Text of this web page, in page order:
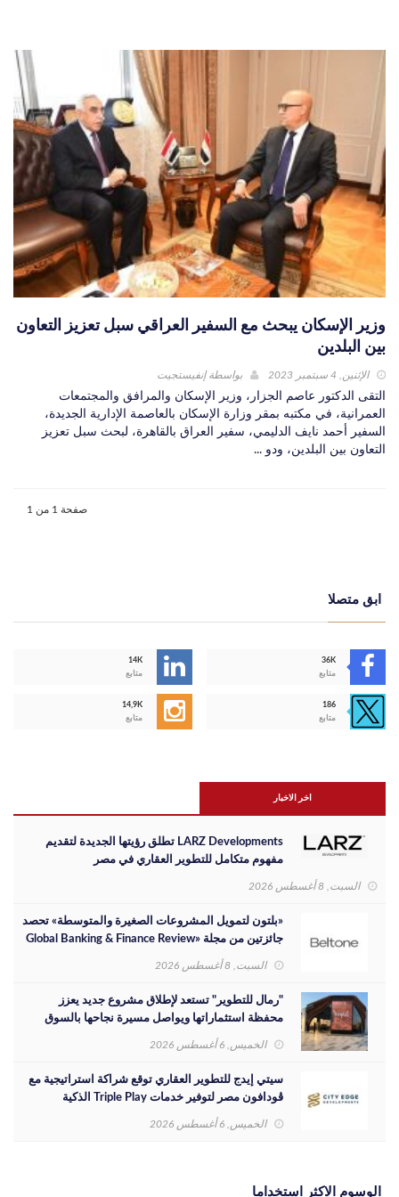
وزير الإسكان يبحث مع السفير العراقي سبل تعزيز التعاون
بين البلدين
الإثنين, 4 سبتمبر 2023 بواسطةإنفيستجيت
التقى الدكتور عاصم الجزار، وزير الإسكان والمرافق والمجتمعات
العمرانية، في مكتبه بمقر وزارة الإسكان بالعاصمة الإدارية الجديدة،
السفير أحمد نايف الدليمي، سفير العراق بالقاهرة، لبحث سبل تعزيز
التعاون بين البلدين، ودو ...
صفحة 1 من 1
ابق متصلا
14K
متابع
36K
متابع
14,9K
متابع
186
متابع
اخر الاخبار
LARZ Developments تطلق رؤيتها الجديدة لتقديم
مفهوم متكامل للتطوير العقاري في مصر
السبت, 8 أغسطس 2026
«بلتون لتمويل المشروعات الصغيرة والمتوسطة» تحصد
جائزتين من مجلة «Global Banking & Finance Review
السبت, 8 أغسطس 2026
"رمال للتطوير" تستعد لإطلاق مشروع جديد يعزز
محفظة استثماراتها ويواصل مسيرة نجاحها بالسوق
الخميس, 6 أغسطس 2026
سيتي إيدج للتطوير العقاري توقع شراكة استراتيجية مع
ڤودافون مصر لتوفير خدمات Triple Play الذكية
بمشروع داون تاون بمدينة العلمين الجديدة
الخميس, 6 أغسطس 2026
الوسوم الاكثر استخداما